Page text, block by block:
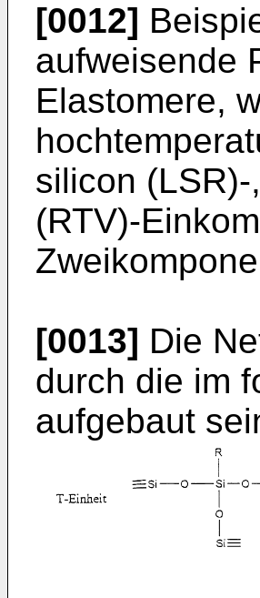
[0012]
aufweisende
Elastomere,
silicon
(RTV)-
[0013] Die
durch die im
aufgebaut